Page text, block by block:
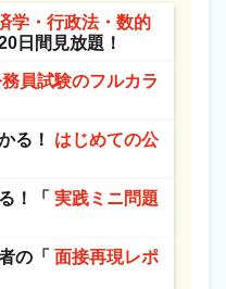
学・行政法・数的
日間見放題！
員試験のフルカラ
る！ はじめての公
！「 実践ミニ問題
の「 面接再現レポ